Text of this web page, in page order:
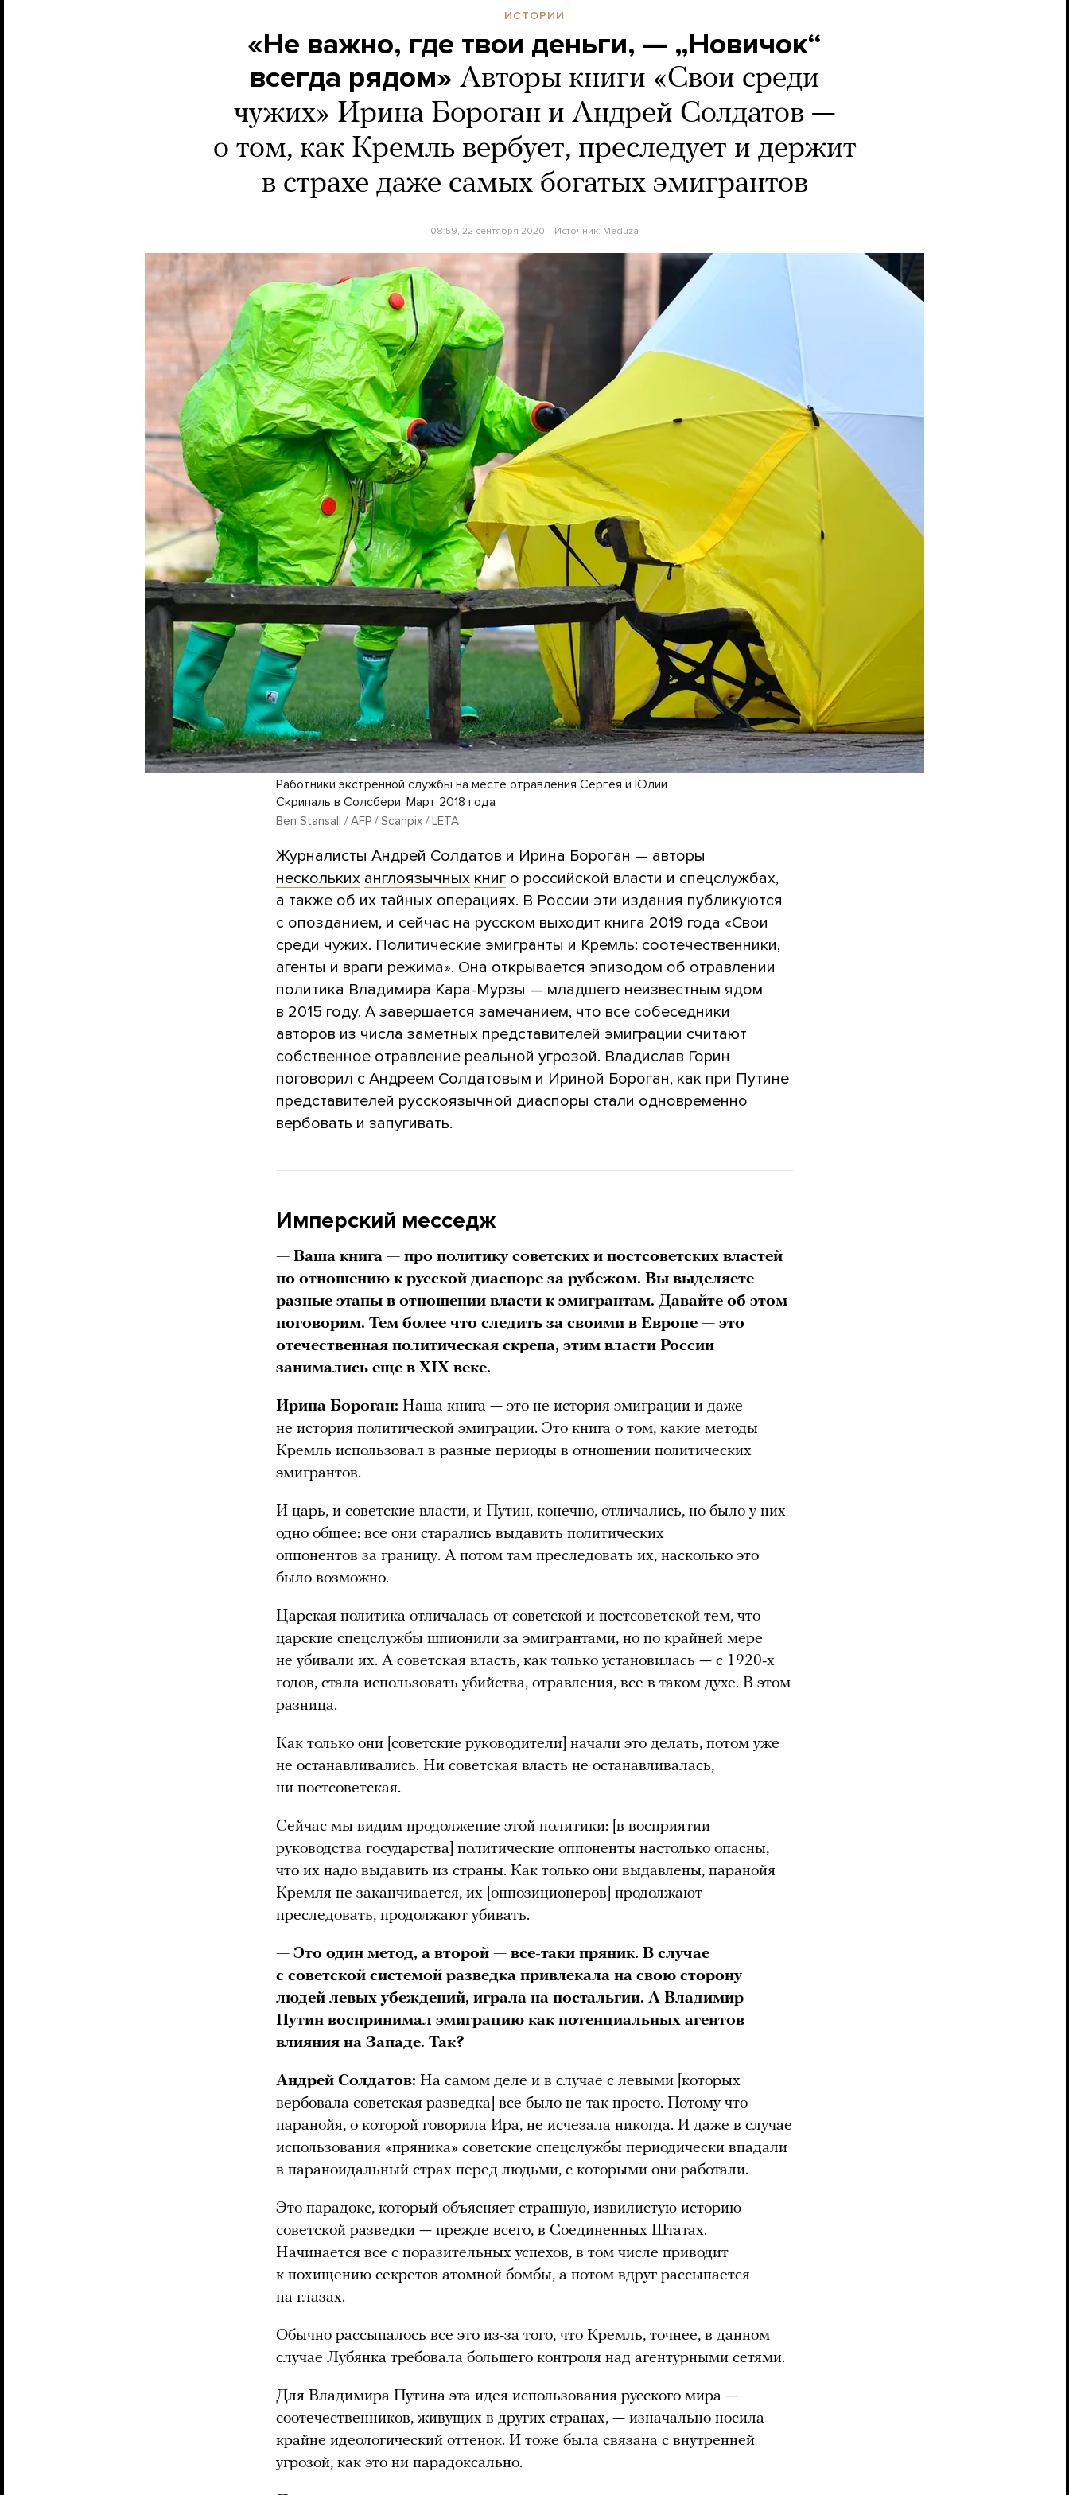
ИСТОРИИ
«Не важно, где твои деньги, — „Новичок“
всегда рядом» Авторы книги «Свои среди
чужих» Ирина Бороган и Андрей Солдатов —
о том, как Кремль вербует, преследует и держит
в страхе даже самых богатых эмигрантов
08:59, 22 сентября 2020 Источник: Meduza
Работники экстренной службы на месте отравления Сергея и Юлии
Скрипаль в Солсбери. Март 2018 года
Ben Stansall / AFP / Scanpix / LETA
Журналисты Андрей Солдатов и Ирина Бороган — авторы
нескольких англоязычных книг о российской власти и спецслужбах,
а также об их тайных операциях. В России эти издания публикуются
с опозданием, и сейчас на русском выходит книга 2019 года «Свои
среди чужих. Политические эмигранты и Кремль: соотечественники,
агенты и враги режима». Она открывается эпизодом об отравлении
политика Владимира Кара-Мурзы — младшего неизвестным ядом
в 2015 году. А завершается замечанием, что все собеседники
авторов из числа заметных представителей эмиграции считают
собственное отравление реальной угрозой. Владислав Горин
поговорил с Андреем Солдатовым и Ириной Бороган, как при Путине
представителей русскоязычной диаспоры стали одновременно
вербовать и запугивать.
Имперский месседж
— Ваша книга — про политику советских и постсоветских властей
по отношению к русской диаспоре за рубежом. Вы выделяете
разные этапы в отношении власти к эмигрантам. Давайте об этом
поговорим. Тем более что следить за своими в Европе — это
отечественная политическая скрепа, этим власти России
занимались еще в XIX веке.
Ирина Бороган: Наша книга — это не история эмиграции и даже
не история политической эмиграции. Это книга о том, какие методы
Кремль использовал в разные периоды в отношении политических
эмигрантов.
И царь, и советские власти, и Путин, конечно, отличались, но было у них
одно общее: все они старались выдавить политических
оппонентов за границу. А потом там преследовать их, насколько это
было возможно.
Царская политика отличалась от советской и постсоветской тем, что
царские спецслужбы шпионили за эмигрантами, но по крайней мере
не убивали их. А советская власть, как только установилась — с 1920-х
годов, стала использовать убийства, отравления, все в таком духе. В этом
разница.
Как только они [советские руководители] начали это делать, потом уже
не останавливались. Ни советская власть не останавливалась,
ни постсоветская.
Сейчас мы видим продолжение этой политики: [в восприятии
руководства государства] политические оппоненты настолько опасны,
что их надо выдавить из страны. Как только они выдавлены, паранойя
Кремля не заканчивается, их [оппозиционеров] продолжают
преследовать, продолжают убивать.
— Это один метод, а второй — все-таки пряник. В случае
с советской системой разведка привлекала на свою сторону
людей левых убеждений, играла на ностальгии. А Владимир
Путин воспринимал эмиграцию как потенциальных агентов
влияния на Западе. Так?
Андрей Солдатов: На самом деле и в случае с левыми [которых
вербовала советская разведка] все было не так просто. Потому что
паранойя, о которой говорила Ира, не исчезала никогда. И даже в случае
использования «пряника» советские спецслужбы периодически впадали
в параноидальный страх перед людьми, с которыми они работали.
Это парадокс, который объясняет странную, извилистую историю
советской разведки — прежде всего, в Соединенных Штатах.
Начинается все с поразительных успехов, в том числе приводит
к похищению секретов атомной бомбы, а потом вдруг рассыпается
на глазах.
Обычно рассыпалось все это из-за того, что Кремль, точнее, в данном
случае Лубянка требовала большего контроля над агентурными сетями.
Для Владимира Путина эта идея использования русского мира —
соотечественников, живущих в других странах, — изначально носила
крайне идеологический оттенок. И тоже была связана с внутренней
угрозой, как это ни парадоксально.